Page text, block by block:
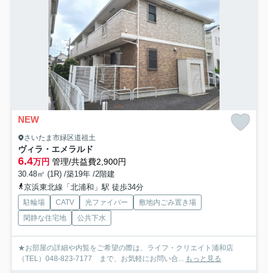
NEW
さいたま市緑区道祖土
ヴィラ・エメラルド
6.4万円 管理/共益費2,900円
30.48㎡ (1R) /築19年 /2階建
京浜東北線「北浦和」駅 徒歩34分
駐輪場 CATV 光ファイバー
敷地内ごみ置き場
閑静な住宅地
公共下水
★お部屋の詳細や内覧をご希望の際は、ライフ・クリエイト浦和店
（TEL）048-823-7177 まで、お気軽にお問い合...
もっと見る